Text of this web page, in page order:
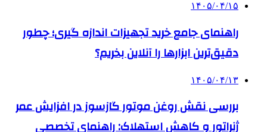
۱۴۰۵/۰۴/۱۵
راهنمای جامع خرید تجهیزات اندازه گیری؛ چطور
دقیق‌ترین ابزارها را آنلاین بخریم؟
۱۴۰۵/۰۴/۱۳
بررسی نقش روغن موتور گازسوز در افزایش عمر
ژنراتور و کاهش استهلاک: راهنمای تخصصی